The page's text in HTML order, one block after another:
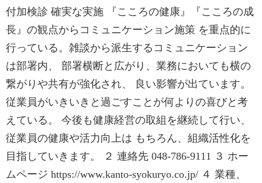
付加検診 確実な実施 『こころの健康』『こころの成
長』の観点からコミュニケーション施策 を重点的に
行っている。雑談から派生するコミュニケーション
は部署内、 部署横断と広がり、業務においても横の
繋がりや共有が強化され、 良い影響が出ています。
従業員がいきいきと過ごすことが何よりの喜びと考
えている。 今後も健康経営の取組を継続して行い、
従業員の健康や活力向上は もちろん、組織活性化を
目指していきます。 ２ 連絡先 048-786-9111 ３ ホー
ムページ https://www.kanto-syokuryo.co.jp/ ４ 業種、